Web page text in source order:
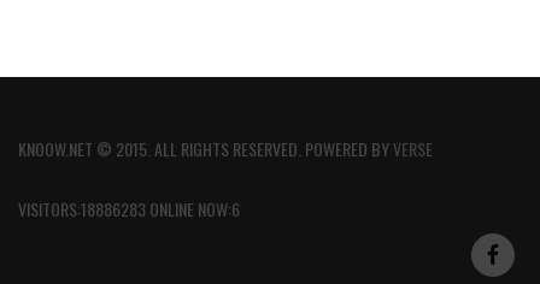
KNOOW.NET © 2015. ALL RIGHTS RESERVED. POWERED BYVERSE
VISITORS:18886283 ONLINE NOW:6